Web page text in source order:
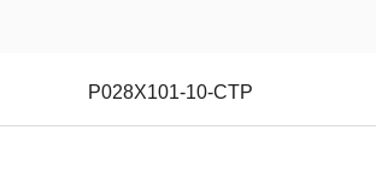
P028X101-10-CTP